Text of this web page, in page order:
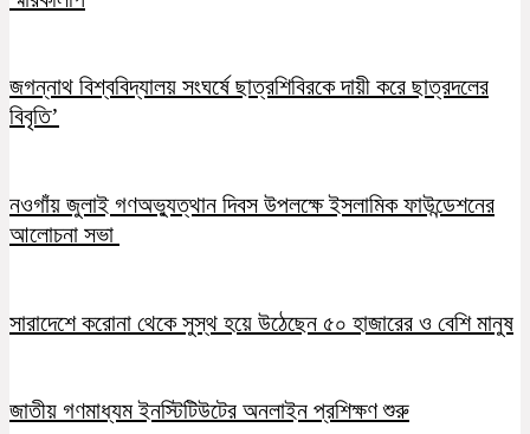
জগন্নাথ বিশ্ববিদ্যালয় সংঘর্ষে ছাত্রশিবিরকে দায়ী করে ছাত্রদলের
বিবৃতি’
নওগাঁয় জুলাই গণঅভ্যুত্থান দিবস উপলক্ষে ইসলামিক ফাউন্ডেশনের
আলোচনা সভা
সারাদেশে করোনা থেকে সুস্থ হয়ে উঠেছেন ৫০ হাজারের ও বেশি মানুষ
জাতীয় গণমাধ্যম ইনস্টিটিউটের অনলাইন প্রশিক্ষণ শুরু